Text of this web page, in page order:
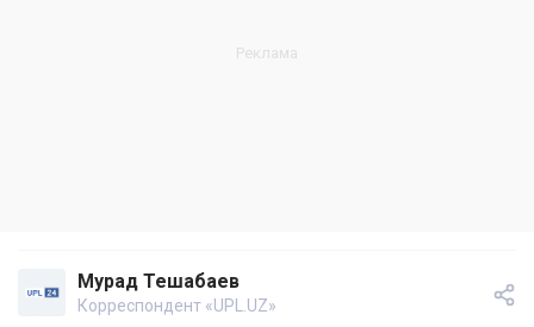
Мурад Тешабаев
Корреспондент «UPL.UZ»